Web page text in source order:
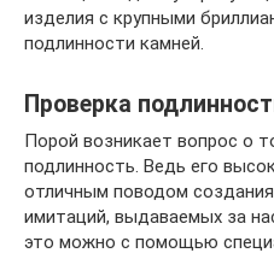
изделия с крупными
подлинности камней.
Проверка
Порой возникает вопрос о
подлинность. Ведь его
отличным поводом
имитаций, выдаваемых за
это можно с помощью